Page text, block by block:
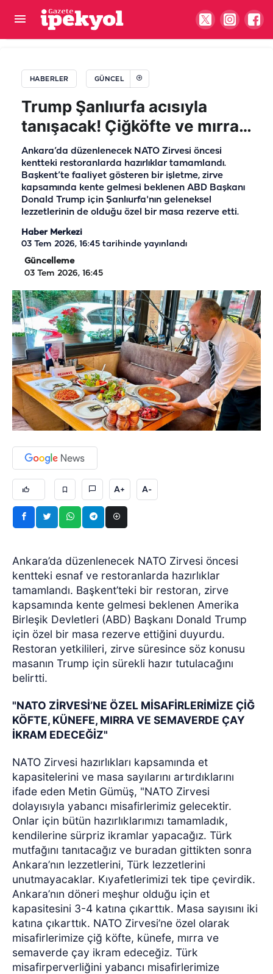
HABERLER GÜNCEL
Trump Şanlıurfa acısıyla
tanışacak! Çiğköfte ve mırra…
Ankara’da düzenlenecek NATO Zirvesi öncesi
kentteki restoranlarda hazırlıklar tamamlandı.
Başkent’te faaliyet gösteren bir işletme, zirve
kapsamında kente gelmesi beklenen ABD Başkanı
Donald Trump için Şanlıurfa'nın geleneksel
lezzetlerinin de olduğu özel bir masa rezerve etti.
Haber Merkezi
03 Tem 2026, 16:45 tarihinde yayınlandı
Güncelleme
03 Tem 2026, 16:45
A+ A-
Ankara’da düzenlenecek NATO Zirvesi öncesi
kentteki esnaf ve restoranlarda hazırlıklar
tamamlandı. Başkent’teki bir restoran, zirve
kapsamında kente gelmesi beklenen Amerika
Birleşik Devletleri (ABD) Başkanı Donald Trump
için özel bir masa rezerve ettiğini duyurdu.
Restoran yetkilileri, zirve süresince söz konusu
masanın Trump için sürekli hazır tutulacağını
belirtti.
"NATO ZİRVESİ’NE ÖZEL MİSAFİRLERİMİZE ÇİĞ
KÖFTE, KÜNEFE, MIRRA VE SEMAVERDE ÇAY
İKRAM EDECEĞİZ"
NATO Zirvesi hazırlıkları kapsamında et
kapasitelerini ve masa sayılarını artırdıklarını
ifade eden Metin Gümüş, "NATO Zirvesi
dolayısıyla yabancı misafirlerimiz gelecektir.
Onlar için bütün hazırlıklarımızı tamamladık,
kendilerine sürpriz ikramlar yapacağız. Türk
mutfağını tanıtacağız ve buradan gittikten sonra
Ankara’nın lezzetlerini, Türk lezzetlerini
unutmayacaklar. Kıyafetlerimizi tek tipe çevirdik.
Ankara’nın döneri meşhur olduğu için et
kapasitesini 3-4 katına çıkarttık. Masa sayısını iki
katına çıkarttık. NATO Zirvesi’ne özel olarak
misafirlerimize çiğ köfte, künefe, mırra ve
semaverde çay ikram edeceğiz. Türk
misafirperverliğini yabancı misafirlerimize
GİB 860 personel alacak: Şanlıurfa’daki kadro